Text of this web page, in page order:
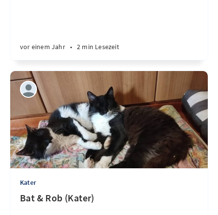
vor einem Jahr • 2 min Lesezeit
Kater
Bat & Rob (Kater)